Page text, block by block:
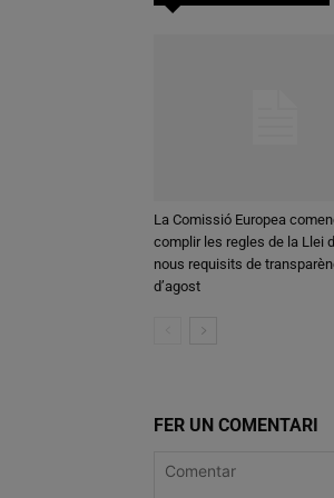
La Comissió Europea
complir les regles de la Llei
nous requisits de
d’agost
FER UN COMENTARI